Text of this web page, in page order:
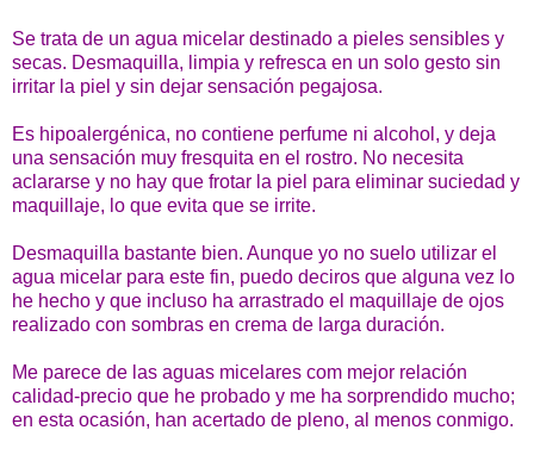
Se trata de un agua micelar destinado a pieles sensibles y
secas. Desmaquilla, limpia y refresca en un solo gesto sin
irritar la piel y sin dejar sensación pegajosa.
Es hipoalergénica, no contiene perfume ni alcohol, y deja
una sensación muy fresquita en el rostro. No necesita
aclararse y no hay que frotar la piel para eliminar suciedad y
maquillaje, lo que evita que se irrite.
Desmaquilla bastante bien. Aunque yo no suelo utilizar el
agua micelar para este fin, puedo deciros que alguna vez lo
he hecho y que incluso ha arrastrado el maquillaje de ojos
realizado con sombras en crema de larga duración.
Me parece de las aguas micelares com mejor relación
calidad-precio que he probado y me ha sorprendido mucho;
en esta ocasión, han acertado de pleno, al menos conmigo.